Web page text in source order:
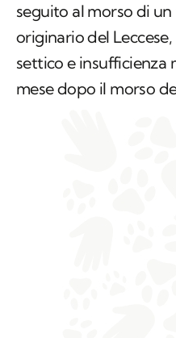
seguito al morso di
originario del
settico e
mese dopo il morso